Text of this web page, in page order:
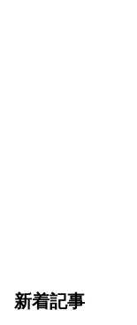
新着記事